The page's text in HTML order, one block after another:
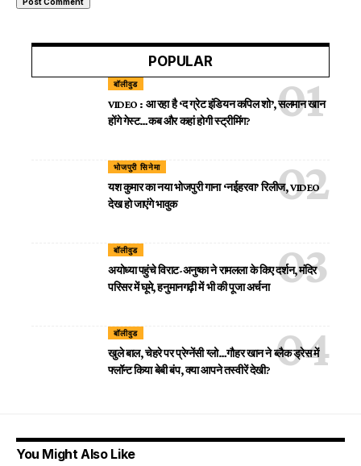
POPULAR
बॉलीवुड
VIDEO : आ रहा है ‘द ग्रेट इंडियन कपिल शो’, सलमान खान
होंगे गेस्ट…कब और कहां होगी स्ट्रीमिंग?
भोजपुरी सिनेमा
यश कुमार का नया भोजपुरी गाना ‘नईहरवा’ रिलीज, VIDEO
देख हो जाएंगे भावुक
बॉलीवुड
अयोध्या पहुंचे विराट-अनुष्का ने रामलला के किए दर्शन, मंदिर
परिसर में घूमे, हनुमानगढ़ी में भी की पूजा अर्चना
बॉलीवुड
खुले बाल, चेहरे पर प्रेग्नेंसी ग्लो…गौहर खान ने ब्लैक ड्रेस में
फ्लॉन्ट किया बेबी बंप, क्या आपने तस्वीरें देखी?
You Might Also Like